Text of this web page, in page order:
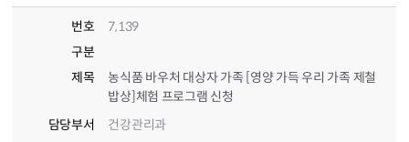
번호
7,139
구분
제목
농식품 바우처 대상자 가족 [영양 가득 우리 가족 제철
밥상]체험 프로그램 신청
담당부서
건강관리과